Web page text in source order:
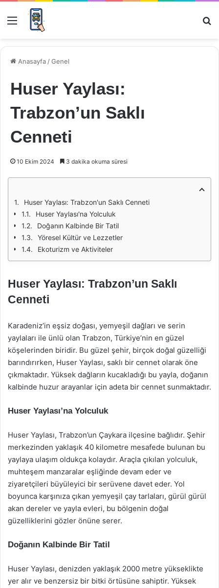
Menü
Anasayfa /Genel
Huser Yaylası:
Trabzon’un Saklı
Cenneti
10 Ekim 2024 3 dakika okuma süresi
Huser Yaylası: Trabzon'un Saklı Cenneti
Huser Yaylası'na Yolculuk
Doğanın Kalbinde Bir Tatil
Yöresel Kültür ve Lezzetler
Ekoturizm ve Aktiviteler
Huser Yaylası: Trabzon’un Saklı
Cenneti
Karadeniz’in eşsiz doğası, yemyeşil dağları ve serin
yaylaları ile ünlü olan Trabzon, Türkiye’nin en güzel
köşelerinden biridir. Bu güzel şehir, birçok doğal güzelliği
barındırırken, Huser Yaylası, saklı bir cennet olarak öne
çıkmaktadır. Yüksek dağların kucakladığı bu yayla, doğanın
kalbinde huzur arayanlar için adeta bir cennet sunmaktadır.
Huser Yaylası’na Yolculuk
Huser Yaylası, Trabzon’un Çaykara ilçesine bağlıdır. Şehir
merkezinden yaklaşık 40 kilometre mesafede bulunan bu
yaylaya ulaşım oldukça kolaydır. Araçla çıkılan yolculuk,
muhteşem manzaralar eşliğinde devam eder ve
ziyaretçileri büyüleyici bir serüvene davet eder. Yol
boyunca karşınıza çıkan yemyeşil çay tarlaları, gürül gürül
akan dereler ve yayla evleri, bu bölgenin doğal
güzelliklerini gözler önüne serer.
Doğanın Kalbinde Bir Tatil
Huser Yaylası, denizden yaklaşık 2000 metre yükseklikte
yer alır ve benzersiz bir bitki örtüsüne sahiptir. Yüksek